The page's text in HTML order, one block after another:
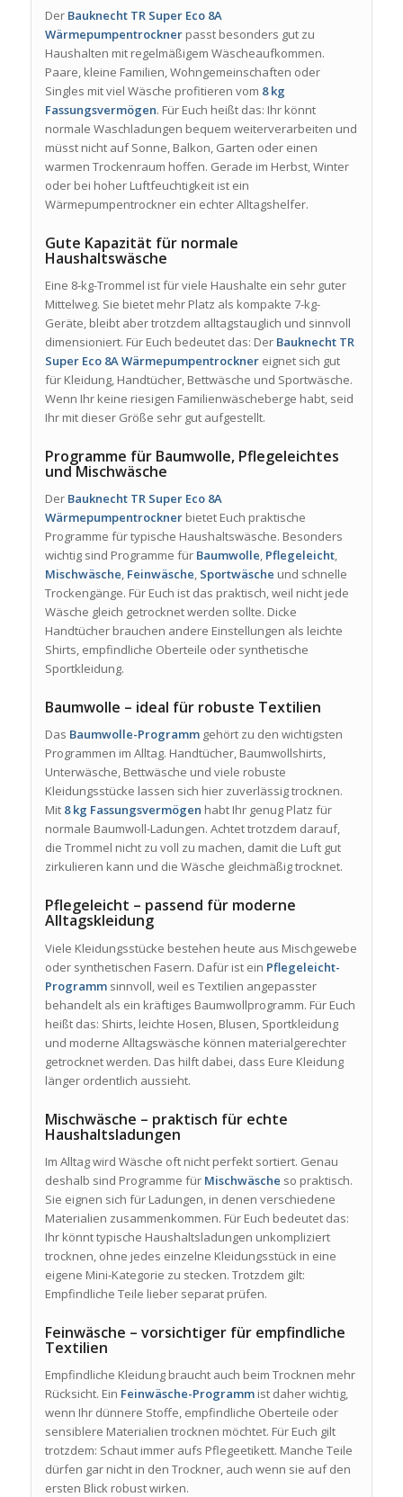
Der Bauknecht TR Super Eco 8A
Wärmepumpentrocknerpasst besonders gut zu
Haushalten mit regelmäßigem Wäscheaufkommen.
Paare, kleine Familien, Wohngemeinschaften oder
Singles mit viel Wäsche profitieren vom 8 kg
Fassungsvermögen. Für Euch heißt das: Ihr könnt
normale Waschladungen bequem weiterverarbeiten und
müsst nicht auf Sonne, Balkon, Garten oder einen
warmen Trockenraum hoffen. Gerade im Herbst, Winter
oder bei hoher Luftfeuchtigkeit ist ein
Wärmepumpentrockner ein echter Alltagshelfer.
Gute Kapazität für normale
Haushaltswäsche
Eine 8-kg-Trommel ist für viele Haushalte ein sehr guter
Mittelweg. Sie bietet mehr Platz als kompakte 7-kg-
Geräte, bleibt aber trotzdem alltagstauglich und sinnvoll
dimensioniert. Für Euch bedeutet das: Der Bauknecht TR
Super Eco 8A Wärmepumpentrocknereignet sich gut
für Kleidung, Handtücher, Bettwäsche und Sportwäsche.
Wenn Ihr keine riesigen Familienwäscheberge habt, seid
Ihr mit dieser Größe sehr gut aufgestellt.
Programme für Baumwolle, Pflegeleichtes
und Mischwäsche
Der Bauknecht TR Super Eco 8A
Wärmepumpentrocknerbietet Euch praktische
Programme für typische Haushaltswäsche. Besonders
wichtig sind Programme für Baumwolle, Pflegeleicht,
Mischwäsche, Feinwäsche, Sportwäsche und schnelle
Trockengänge. Für Euch ist das praktisch, weil nicht jede
Wäsche gleich getrocknet werden sollte. Dicke
Handtücher brauchen andere Einstellungen als leichte
Shirts, empfindliche Oberteile oder synthetische
Sportkleidung.
Baumwolle – ideal für robuste Textilien
Das Baumwolle-Programmgehört zu den wichtigsten
Programmen im Alltag. Handtücher, Baumwollshirts,
Unterwäsche, Bettwäsche und viele robuste
Kleidungsstücke lassen sich hier zuverlässig trocknen.
Mit 8 kg Fassungsvermögen habt Ihr genug Platz für
normale Baumwoll-Ladungen. Achtet trotzdem darauf,
die Trommel nicht zu voll zu machen, damit die Luft gut
zirkulieren kann und die Wäsche gleichmäßig trocknet.
Pflegeleicht – passend für moderne
Alltagskleidung
Viele Kleidungsstücke bestehen heute aus Mischgewebe
oder synthetischen Fasern. Dafür ist ein Pflegeleicht-
Programmsinnvoll, weil es Textilien angepasster
behandelt als ein kräftiges Baumwollprogramm. Für Euch
heißt das: Shirts, leichte Hosen, Blusen, Sportkleidung
und moderne Alltagswäsche können materialgerechter
getrocknet werden. Das hilft dabei, dass Eure Kleidung
länger ordentlich aussieht.
Mischwäsche – praktisch für echte
Haushaltsladungen
Im Alltag wird Wäsche oft nicht perfekt sortiert. Genau
deshalb sind Programme für Mischwäsche so praktisch.
Sie eignen sich für Ladungen, in denen verschiedene
Materialien zusammenkommen. Für Euch bedeutet das:
Ihr könnt typische Haushaltsladungen unkompliziert
trocknen, ohne jedes einzelne Kleidungsstück in eine
eigene Mini-Kategorie zu stecken. Trotzdem gilt:
Empfindliche Teile lieber separat prüfen.
Feinwäsche – vorsichtiger für empfindliche
Textilien
Empfindliche Kleidung braucht auch beim Trocknen mehr
Rücksicht. Ein Feinwäsche-Programmist daher wichtig,
wenn Ihr dünnere Stoffe, empfindliche Oberteile oder
sensiblere Materialien trocknen möchtet. Für Euch gilt
trotzdem: Schaut immer aufs Pflegeetikett. Manche Teile
dürfen gar nicht in den Trockner, auch wenn sie auf den
ersten Blick robust wirken.